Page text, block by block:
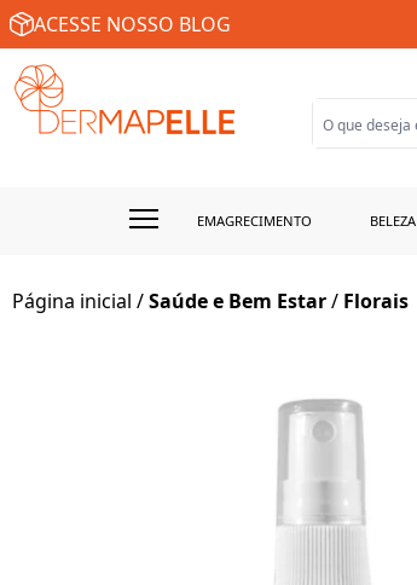
ACESSE NOSSO BLOG
SUA FARMÁCIA DE MANIPULAÇÃO ONLINE
EMAGRECIMENTO BELEZA
Página inicial /Saúde e Bem Estar/ Florais